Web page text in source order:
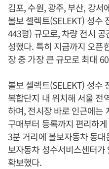
김포, 수원, 광주, 부산, 강서
볼보 셀렉트(SELEKT) 성수
443평) 규모로, 차량 전시
성했다. 특히 지금까지 오픈
장 중 가장 큰 규모로 최대
볼보 셀렉트(SELEKT) 성수
복합단지 내 위치해 서울 전
하며, 전시장 바로 인근에는
구매부터 등록까지 편리하
3분 거리에 볼보자동차 동
보자동차 성수서비스센터
확보했다.